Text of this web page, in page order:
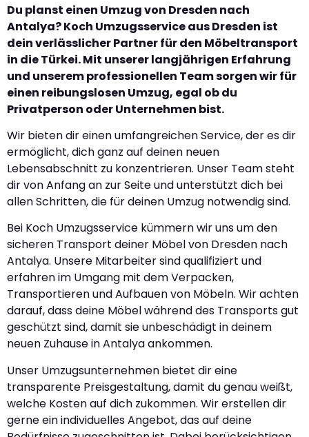
Du planst einen Umzug von Dresden nach
Antalya? Koch Umzugsservice aus Dresden ist
dein verlässlicher Partner für den Möbeltransport
in die Türkei. Mit unserer langjährigen Erfahrung
und unserem professionellen Team sorgen wir für
einen reibungslosen Umzug, egal ob du
Privatperson oder Unternehmen bist.
Wir bieten dir einen umfangreichen Service, der es dir
ermöglicht, dich ganz auf deinen neuen
Lebensabschnitt zu konzentrieren. Unser Team steht
dir von Anfang an zur Seite und unterstützt dich bei
allen Schritten, die für deinen Umzug notwendig sind.
Bei Koch Umzugsservice kümmern wir uns um den
sicheren Transport deiner Möbel von Dresden nach
Antalya. Unsere Mitarbeiter sind qualifiziert und
erfahren im Umgang mit dem Verpacken,
Transportieren und Aufbauen von Möbeln. Wir achten
darauf, dass deine Möbel während des Transports gut
geschützt sind, damit sie unbeschädigt in deinem
neuen Zuhause in Antalya ankommen.
Unser Umzugsunternehmen bietet dir eine
transparente Preisgestaltung, damit du genau weißt,
welche Kosten auf dich zukommen. Wir erstellen dir
gerne ein individuelles Angebot, das auf deine